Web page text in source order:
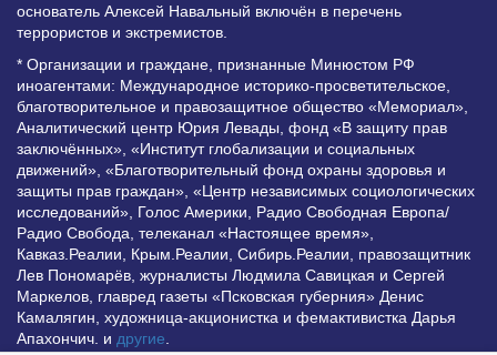
основатель Алексей Навальный включён в перечень
террористов и экстремистов.
* Организации и граждане, признанные Минюстом РФ
иноагентами: Международное историко-просветительское,
благотворительное и правозащитное общество «Мемориал»,
Аналитический центр Юрия Левады, фонд «В защиту прав
заключённых», «Институт глобализации и социальных
движений», «Благотворительный фонд охраны здоровья и
защиты прав граждан», «Центр независимых социологических
исследований», Голос Америки, Радио Свободная Европа/
Радио Свобода, телеканал «Настоящее время»,
Кавказ.Реалии, Крым.Реалии, Сибирь.Реалии, правозащитник
Лев Пономарёв, журналисты Людмила Савицкая и Сергей
Маркелов, главред газеты «Псковская губерния» Денис
Камалягин, художница-акционистка и фемактивистка Дарья
Апахончич. и другие